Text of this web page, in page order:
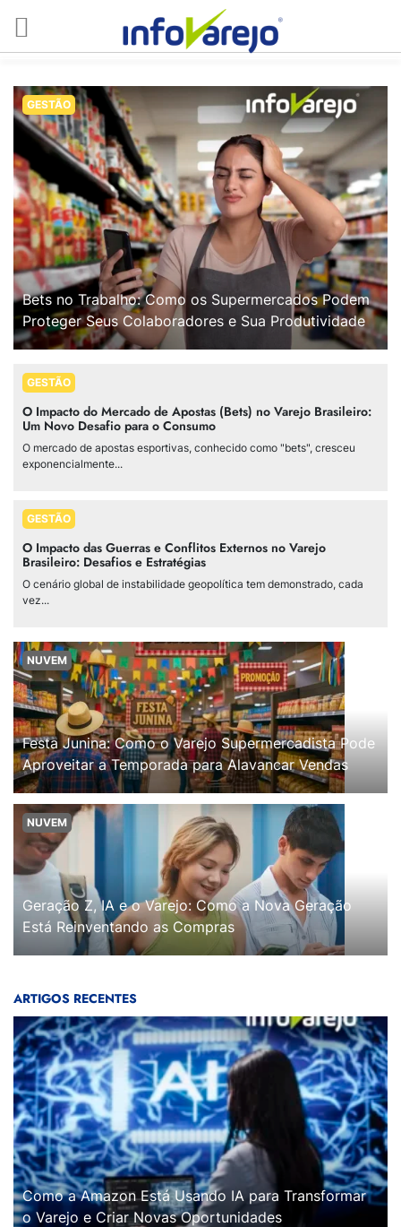
GESTÃO
Bets no Trabalho: Como os Supermercados Podem
Proteger Seus Colaboradores e Sua Produtividade
GESTÃO
O Impacto do Mercado de Apostas (Bets) no Varejo Brasileiro:
Um Novo Desafio para o Consumo
O mercado de apostas esportivas, conhecido como "bets", cresceu
exponencialmente...
GESTÃO
O Impacto das Guerras e Conflitos Externos no Varejo
Brasileiro: Desafios e Estratégias
O cenário global de instabilidade geopolítica tem demonstrado, cada
vez...
NUVEM
Festa Junina: Como o Varejo Supermercadista Pode
Aproveitar a Temporada para Alavancar Vendas
NUVEM
Geração Z, IA e o Varejo: Como a Nova Geração
Está Reinventando as Compras
ARTIGOS RECENTES
Como a Amazon Está Usando IA para Transformar
o Varejo e Criar Novas Oportunidades